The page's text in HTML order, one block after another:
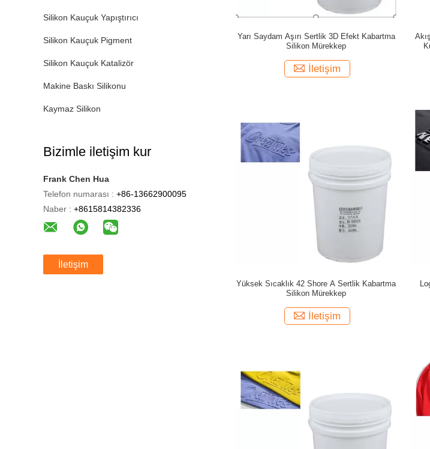
Silikon Kauçuk Yapıştırıcı
Silikon Kauçuk Pigment
Silikon Kauçuk Katalizör
Makine Baskı Silikonu
Kaymaz Silikon
Bizimle iletişim kur
Frank Chen Hua
Telefon numarası : +86-13662900095
Naber : +8615814382336
İletişim
Yarı Saydam Aşırı Sertlik 3D Efekt Kabartma
Silikon Mürekkep
İletişim
Yüksek Sıcaklık 42 Shore A Sertlik Kabartma
Silikon Mürekkep
İletişim